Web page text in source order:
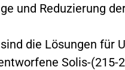
und Reduzierung
die Lösungen für
Solis-(215-